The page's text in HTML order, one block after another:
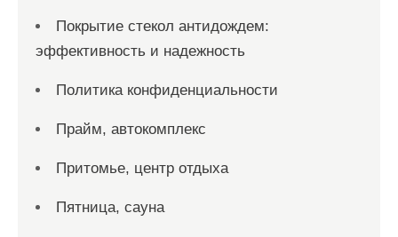
Покрытие стекол антидождем:
эффективность и надежность
Политика конфиденциальности
Прайм, автокомплекс
Притомье, центр отдыха
Пятница, сауна